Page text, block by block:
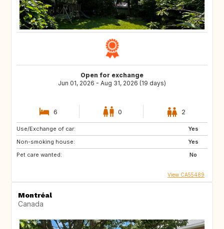
Open for exchange
Jun 01, 2026 - Aug 31, 2026 (19 days)
6 0 2
Use/Exchange of car:
Yes
Non-smoking house:
Yes
Pet care wanted:
No
View CA55489
Montréal
Canada